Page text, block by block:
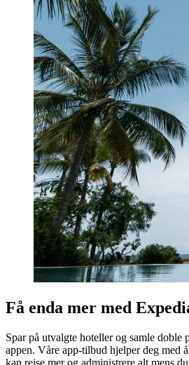
Få enda mer med
Spar på utvalgte hoteller og samle doble
appen. Våre app-tilbud hjelper deg med